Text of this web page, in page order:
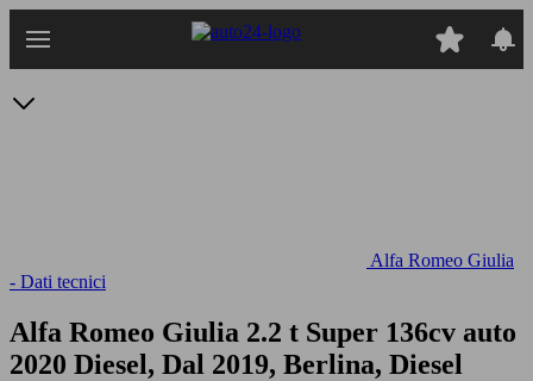
Alfa Romeo Giulia
- Dati tecnici
Alfa Romeo Giulia 2.2 t Super 136cv auto
2020 Diesel, Dal 2019, Berlina, Diesel